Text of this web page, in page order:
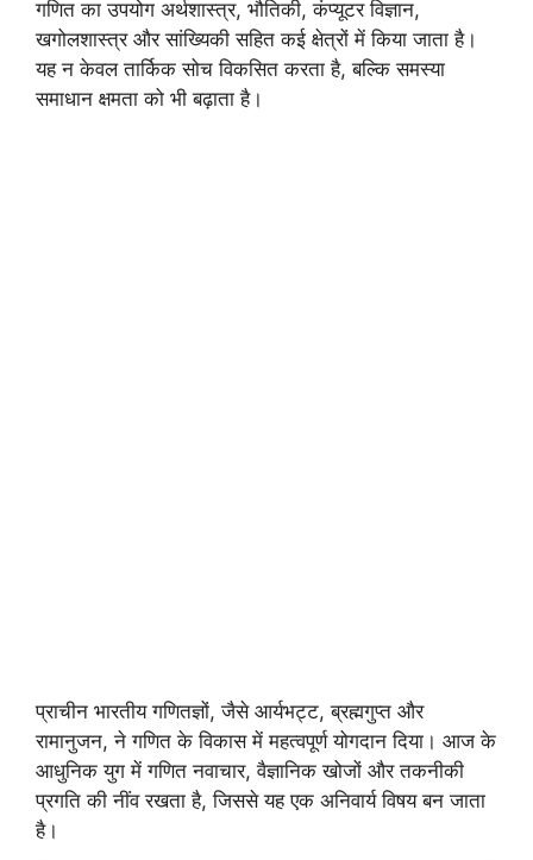
गणित का उपयोग अर्थशास्त्र, भौतिकी, कंप्यूटर विज्ञान,
खगोलशास्त्र और सांख्यिकी सहित कई क्षेत्रों में किया जाता है।
यह न केवल तार्किक सोच विकसित करता है, बल्कि समस्या
समाधान क्षमता को भी बढ़ाता है।
प्राचीन भारतीय गणितज्ञों, जैसे आर्यभट्ट, ब्रह्मगुप्त और
रामानुजन, ने गणित के विकास में महत्वपूर्ण योगदान दिया। आज के
आधुनिक युग में गणित नवाचार, वैज्ञानिक खोजों और तकनीकी
प्रगति की नींव रखता है, जिससे यह एक अनिवार्य विषय बन जाता
है।